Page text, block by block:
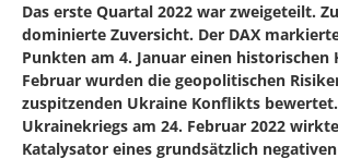
Das erste Quartal 2022 war zweigeteilt.
dominierte Zuversicht. Der DAX
Punkten am 4. Januar einen historischen
Februar wurden die geopolitischen
zuspitzenden Ukraine Konflikts
Ukrainekriegs am 24. Februar 2022
Katalysator eines grundsätzlich